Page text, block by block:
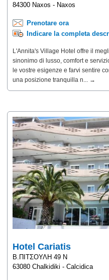
84300 Naxos - Naxos
Prenotare ora
Indicare la completa
L'Annita's Village Hotel offre il
sinonimo di lusso, comfort e
le vostre esigenze e farvi sentire
una posizione tranquilla n... →
Hotel Cariatis
Β.ΠΙΤΣΟΥΛΗ 49 Ν
63080 Chalkidiki - Calcidica